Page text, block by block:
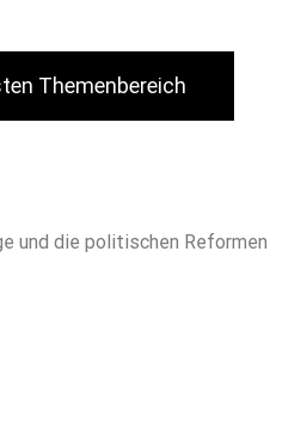
Themenbereich
und die politischen Reformen